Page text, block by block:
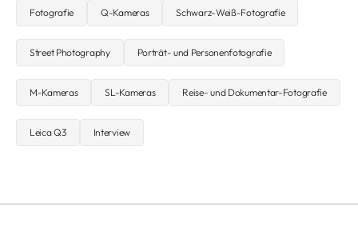
Fotografie Q-Kameras Schwarz-Weiß-Fotografie
Street Photography Porträt- und Personenfotografie
M-Kameras SL-Kameras Reise- und Dokumentar-Fotografie
Leica Q3 Interview